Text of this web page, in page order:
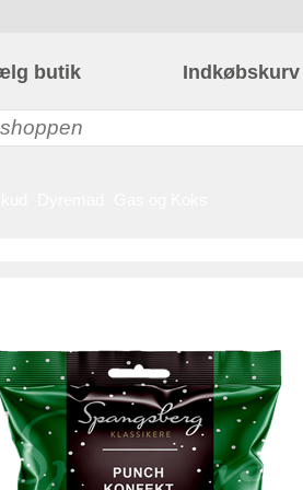
butik Indkøbskurv